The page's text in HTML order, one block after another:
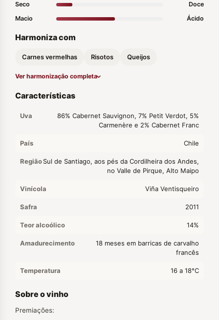
Seco
Doce
Macio
Ácido
Harmoniza com
Carnes vermelhas Risotos Queijos
Ver harmonização completa
Características
Uva
86% Cabernet Sauvignon, 7% Petit Verdot, 5%
Carmenère e 2% Cabernet Franc
País Chile
RegiãoSul de Santiago, aos pés da Cordilheira dos Andes,
no Valle de Pirque, Alto Maipo
Vinícola Viña Ventisqueiro
Safra 2011
Teor alcoólico 14%
Amadurecimento
18 meses em barricas de carvalho
francês
Temperatura 16 a 18°C
Sobre o vinho
Premiações: